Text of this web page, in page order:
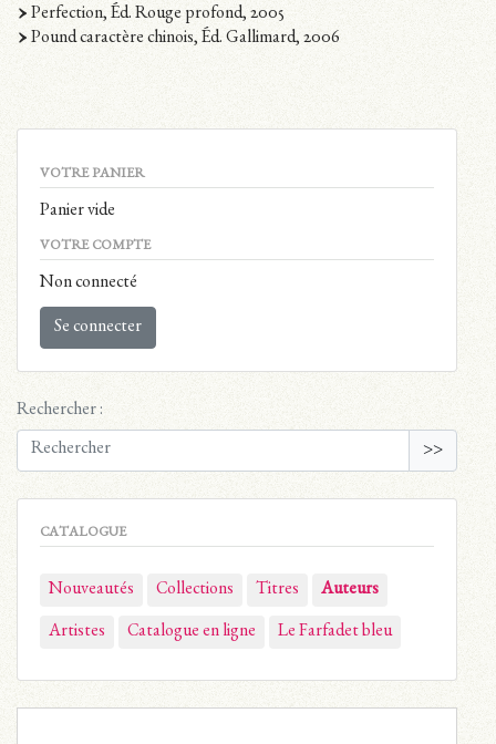
Perfection, Éd. Rouge profond, 2005
Pound caractère chinois, Éd. Gallimard, 2006
VOTRE PANIER
Panier vide
VOTRE COMPTE
Non connecté
Se connecter
Rechercher :
>>
CATALOGUE
Nouveautés Collections Titres Auteurs
Artistes Catalogue en ligne Le Farfadet bleu